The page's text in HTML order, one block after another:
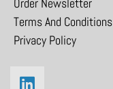
Order Newsletter
Terms And Conditions
Privacy Policy